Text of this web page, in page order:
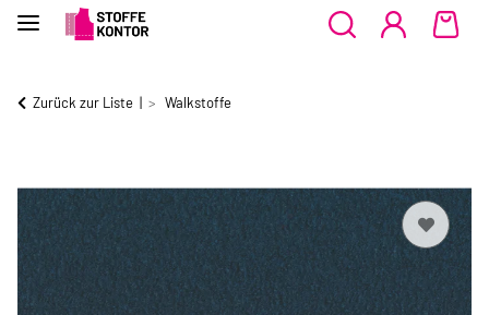
Zurück zur Liste Walkstoffe